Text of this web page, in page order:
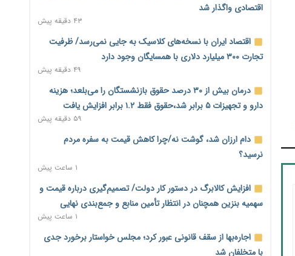
اقتصادی واگذار شد
۴۳ دقیقه پیش
اقتصاد ایران با نسخه‌های کلاسیک به جایی نمی‌رسد/ ظرفیت
تجارت ۳۰۰ میلیارد دلاری با همسایگان وجود دارد
۴۹ دقیقه پیش
درمان بیش از ۳۰ درصد حقوق بازنشستگان را می‌بلعد؛ هزینه
دارو و تجهیزات ۵ برابر شد،حقوق فقط ۱.۲ برابر افزایش یافت
۵۹ دقیقه پیش
دام ارزان شد، گوشت نه/چرا کاهش قیمت به سفره مردم
نرسید؟
۱ ساعت پیش
افزایش کالابرگ در دستور کار دولت/ تصمیم‌گیری درباره قیمت و
سهمیه بنزین همچنان در انتظار تأمین منابع و جمع‌بندی نهایی
۱ ساعت پیش
اجاره‌بها از سقف قانونی عبور کرد؛ مجلس خواستار برخورد جدی
با متخلفان شد